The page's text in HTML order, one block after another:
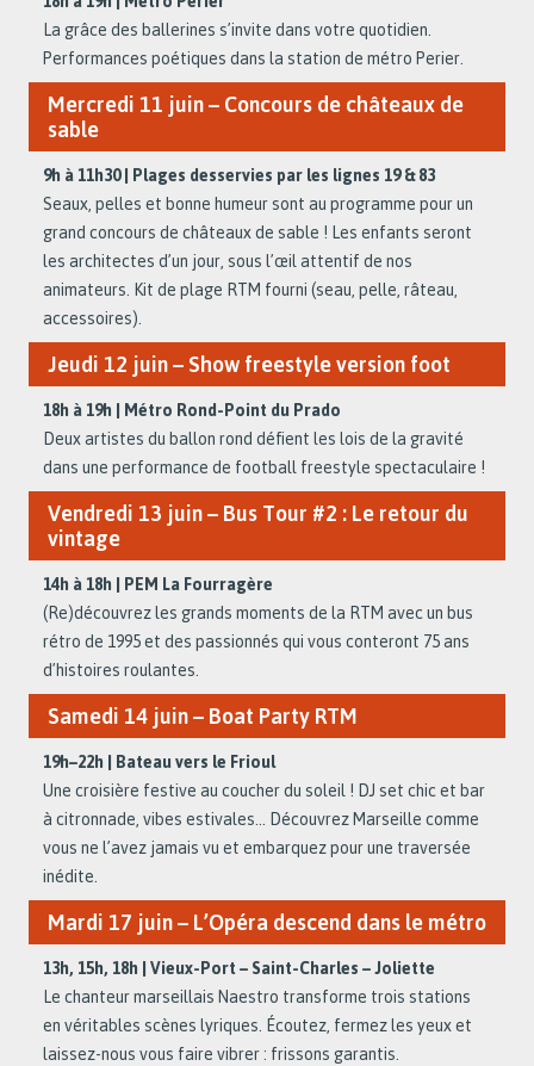
La grâce des ballerines s’invite dans votre quotidien.
Performances poétiques dans la station de métro Perier.
Mercredi 11 juin – Concours de châteaux de
sable
9h à 11h30 | Plages desservies par les lignes 19 & 83
Seaux, pelles et bonne humeur sont au programme pour un
grand concours de châteaux de sable ! Les enfants seront
les architectes d’un jour, sous l’œil attentif de nos
animateurs. Kit de plage RTM fourni (seau, pelle, râteau,
accessoires).
Jeudi 12 juin – Show freestyle version foot
18h à 19h | Métro Rond-Point du Prado
Deux artistes du ballon rond défient les lois de la gravité
dans une performance de football freestyle spectaculaire !
Vendredi 13 juin – Bus Tour #2 : Le retour du
vintage
14h à 18h | PEM La Fourragère
(Re)découvrez les grands moments de la RTM avec un bus
rétro de 1995 et des passionnés qui vous conteront 75 ans
d’histoires roulantes.
Samedi 14 juin – Boat Party RTM
19h–22h | Bateau vers le Frioul
Une croisière festive au coucher du soleil ! DJ set chic et bar
à citronnade, vibes estivales… Découvrez Marseille comme
vous ne l’avez jamais vu et embarquez pour une traversée
inédite.
Mardi 17 juin – L’Opéra descend dans le métro
13h, 15h, 18h | Vieux-Port – Saint-Charles – Joliette
Le chanteur marseillais Naestro transforme trois stations
en véritables scènes lyriques. Écoutez, fermez les yeux et
laissez-nous vous faire vibrer : frissons garantis.